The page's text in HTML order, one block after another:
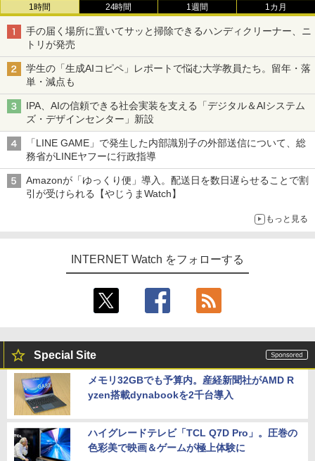
1時間 24時間 1週間 1カ月
手の届く場所に置いてサッと掃除できるハンディクリーナー、ニ
トリが発売
学生の「生成AIコピペ」レポートで悩む大学教員たち。留年・落
単・減点も
IPA、AIの信頼できる社会実装を支える「デジタル＆AIシステム
ズ・デザインセンター」新設
「LINE GAME」で発生した内部識別子の外部送信について、総
務省がLINEヤフーに行政指導
Amazonが「ゆっくり便」導入。配送日を数日遅らせることで割
引が受けられる【やじうまWatch】
もっと見る
INTERNET Watch をフォローする
Special Site
メモリ32GBでも予算内。産経新聞社がAMD R
yzen搭載dynabookを2千台導入
ハイグレードテレビ「TCL Q7D Pro」。圧巻の
色彩美で映画＆ゲームが極上体験に